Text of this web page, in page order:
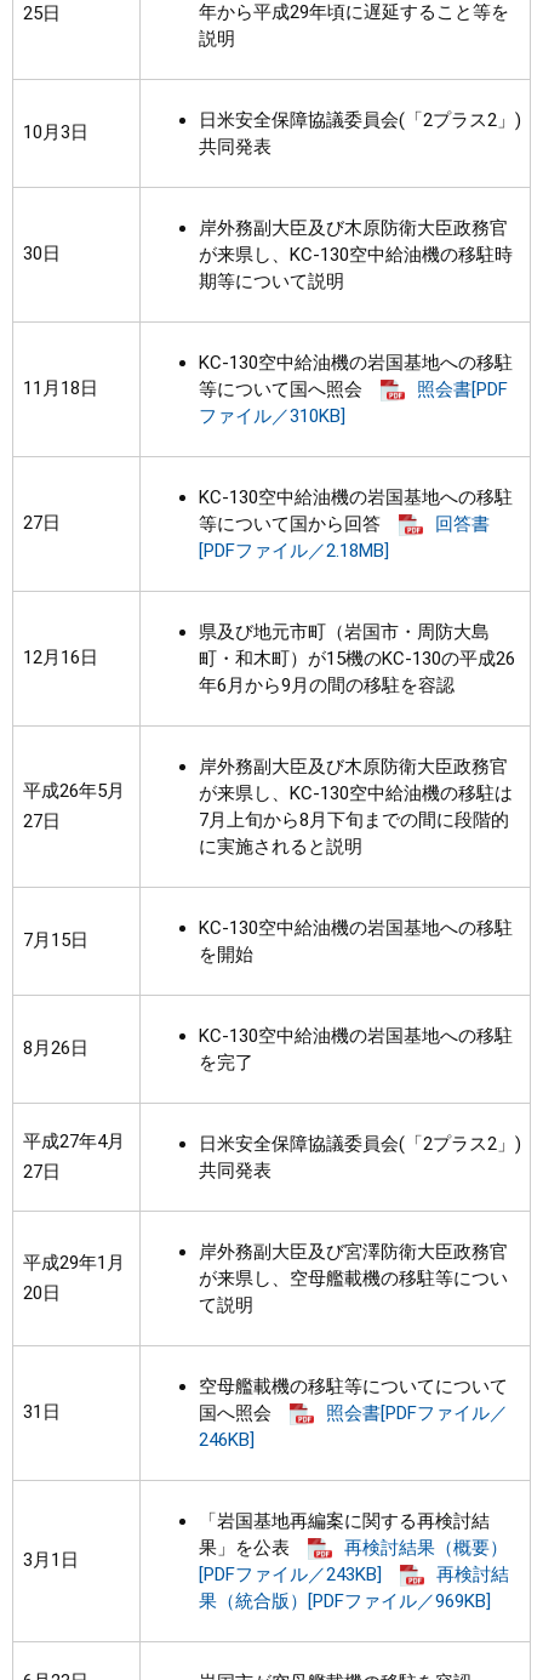
25日
年から平成29年頃に遅延すること等を
説明
10月3日
日米安全保障協議委員会(「2プラス2」)
共同発表
30日
岸外務副大臣及び木原防衛大臣政務官
が来県し、KC-130空中給油機の移駐時
期等について説明
11月18日
KC-130空中給油機の岩国基地への移駐
等について国へ照会
照会書[PDF
ファイル／310KB]
27日
KC-130空中給油機の岩国基地への移駐
等について国から回答
回答書
[PDFファイル／2.18MB]
12月16日
県及び地元市町（岩国市・周防大島
町・和木町）が15機のKC-130の平成26
年6月から9月の間の移駐を容認
平成26年5月
27日
岸外務副大臣及び木原防衛大臣政務官
が来県し、KC-130空中給油機の移駐は
7月上旬から8月下旬までの間に段階的
に実施されると説明
7月15日
KC-130空中給油機の岩国基地への移駐
を開始
8月26日
KC-130空中給油機の岩国基地への移駐
を完了
平成27年4月
27日
日米安全保障協議委員会(「2プラス2」)
共同発表
平成29年1月
20日
岸外務副大臣及び宮澤防衛大臣政務官
が来県し、空母艦載機の移駐等につい
て説明
31日
空母艦載機の移駐等についてについて
国へ照会
照会書[PDFファイル／
246KB]
3月1日
「岩国基地再編案に関する再検討結
果」を公表
再検討結果（概要）
[PDFファイル／243KB]
再検討結
果（統合版）[PDFファイル／969KB]